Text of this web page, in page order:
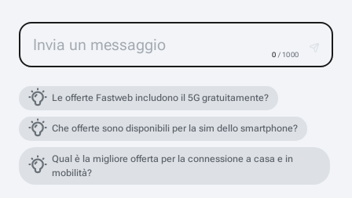
0 / 1000
Le offerte Fastweb includono il 5G gratuitamente?
Che offerte sono disponibili per la sim dello smartphone?
Qual è la migliore offerta per la connessione a casa e in
mobilità?